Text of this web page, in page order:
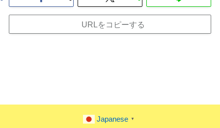
URLをコピーする
Japanese ▼